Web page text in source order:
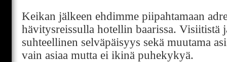
Keikan jälkeen ehdimme piipahtamaan
hävitysreissulla hotellin baarissa. Visiitistä
suhteellinen selväpäisyys sekä muutama
vain asiaa mutta ei ikinä puhekykyä.